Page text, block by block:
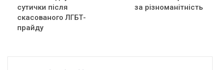
сутички після
скасованого ЛГБТ-
прайду
за різноманітність